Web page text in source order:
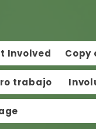
Involved Copy
trabajo